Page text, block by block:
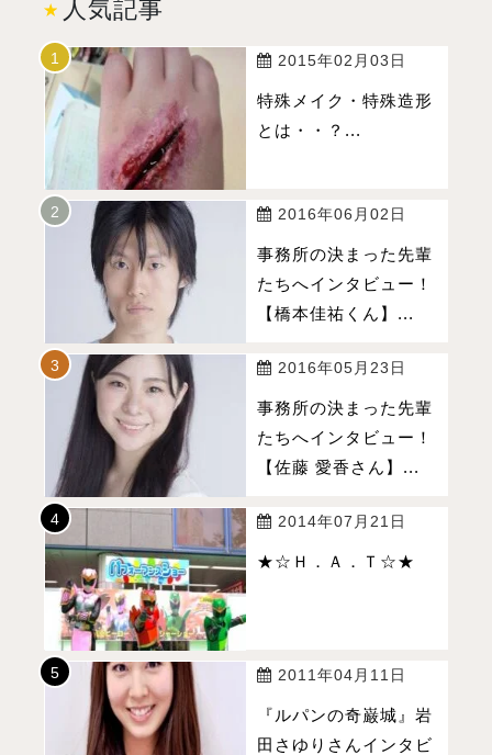
人気記事
2015年02月03日
特殊メイク・特殊造形
とは・・？...
2016年06月02日
事務所の決まった先輩
たちへインタビュー！
【橋本佳祐くん】...
2016年05月23日
事務所の決まった先輩
たちへインタビュー！
【佐藤 愛香さん】...
2014年07月21日
★☆Ｈ．Ａ．Ｔ☆★
2011年04月11日
『ルパンの奇巌城』岩
田さゆりさんインタビ